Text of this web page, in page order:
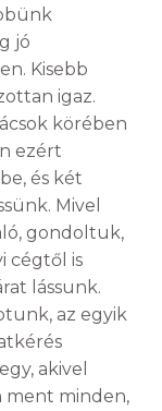
jó
Kisebb
igaz.
körében
ezért
és két
Mivel
gondoltuk,
cégtől is
lássunk.
az egyik
akivel
minden,